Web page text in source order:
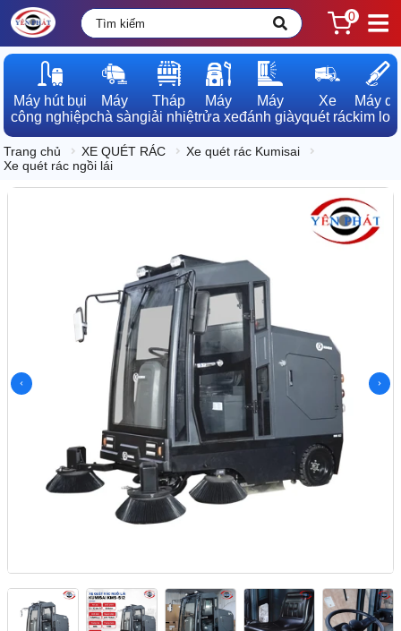
0
Máy hút bụi
công nghiệp
Máy
chà sàn
Tháp
giải nhiệt
Máy
rửa xe
Máy
đánh giày
Xe
quét rác
Máy dò
kim loại
Trang chủ XE QUÉT RÁC
Xe quét rác Kumisai
Xe quét rác ngồi lái